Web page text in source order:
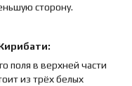
сторону.
поля в верхней части
из трёх белых